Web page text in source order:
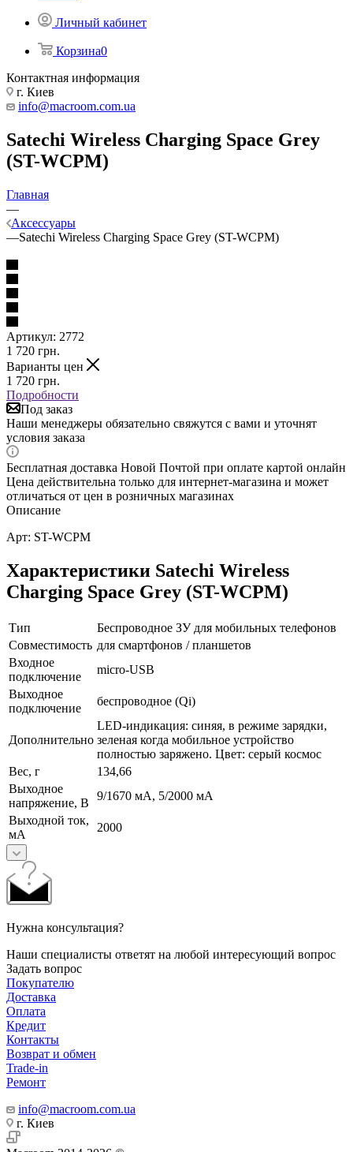
Личный кабинет
Корзина0
Контактная информация
г. Киев
info@macroom.com.ua
Satechi Wireless Charging Space Grey
(ST-WCPM)
Главная
—
Аксессуары
—Satechi Wireless Charging Space Grey (ST-WCPM)
Артикул: 2772
1 720 грн.
Варианты цен
1 720 грн.
Подробности
Под заказ
Наши менеджеры обязательно свяжутся с вами и уточнят
условия заказа
Бесплатная доставка Новой Почтой при оплате картой онлайн
Цена действительна только для интернет-магазина и может
отличаться от цен в розничных магазинах
Описание
Арт: ST-WCPM
Характеристики Satechi Wireless
Charging Space Grey (ST-WCPM)
Тип
Беспроводное ЗУ для мобильных телефонов
Совместимость для смартфонов / планшетов
Входное
подключение
micro-USB
Выходное
подключение
беспроводное (Qi)
Дополнительно
LED-индикация: синяя, в режиме зарядки,
зеленая когда мобильное устройство
полностью заряжено. Цвет: серый космос
Вес, г
134,66
Выходное
напряжение, В
9/1670 мА, 5/2000 мА
Выходной ток,
мА
2000
Нужна консультация?
Наши специалисты ответят на любой интересующий вопрос
Задать вопрос
Покупателю
Доставка
Оплата
Кредит
Контакты
Возврат и обмен
Trade-in
Ремонт
info@macroom.com.ua
г. Киев